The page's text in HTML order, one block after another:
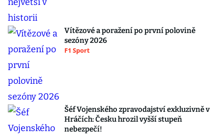
Vítězové a poražení po první polovině
sezóny 2026
F1 Sport
Šéf Vojenského zpravodajství exkluzivně v
Hráčích: Česku hrozil vyšší stupeň
nebezpečí!